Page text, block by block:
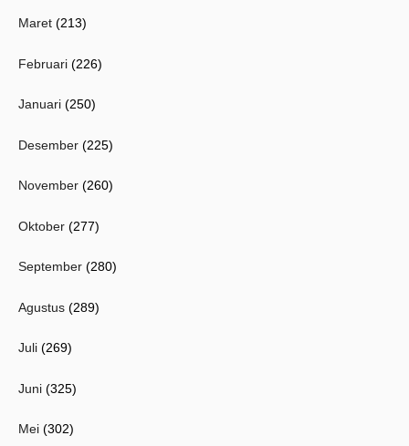
Maret (213)
Februari (226)
Januari (250)
Desember (225)
November (260)
Oktober (277)
September (280)
Agustus (289)
Juli (269)
Juni (325)
Mei (302)